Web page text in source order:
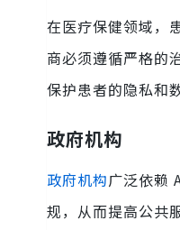
在医疗保健领域，
商必须遵循严格的
保护患者的隐私和
政府机构
政府机构广泛依赖
规，从而提高公共